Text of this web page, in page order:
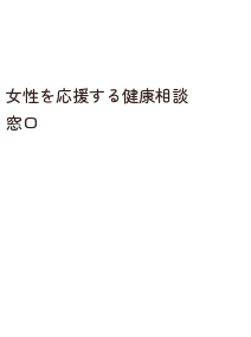
女性を応援する健康相談
窓口